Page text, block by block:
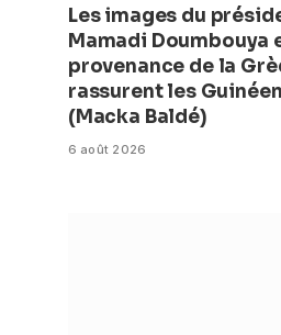
Les images du
Mamadi Doumbouya
provenance de la
rassurent les
(Macka Baldé)
6 août 2026